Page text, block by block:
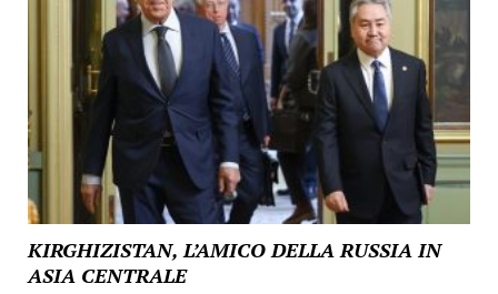
KIRGHIZISTAN, L’AMICO DELLA RUSSIA IN
ASIA CENTRALE